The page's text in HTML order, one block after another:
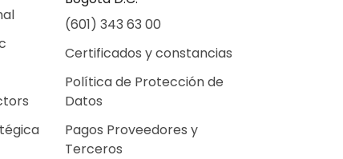
(601) 343 63 00
Certificados y constancias
Política de Protección de
Datos
Pagos Proveedores y
Terceros